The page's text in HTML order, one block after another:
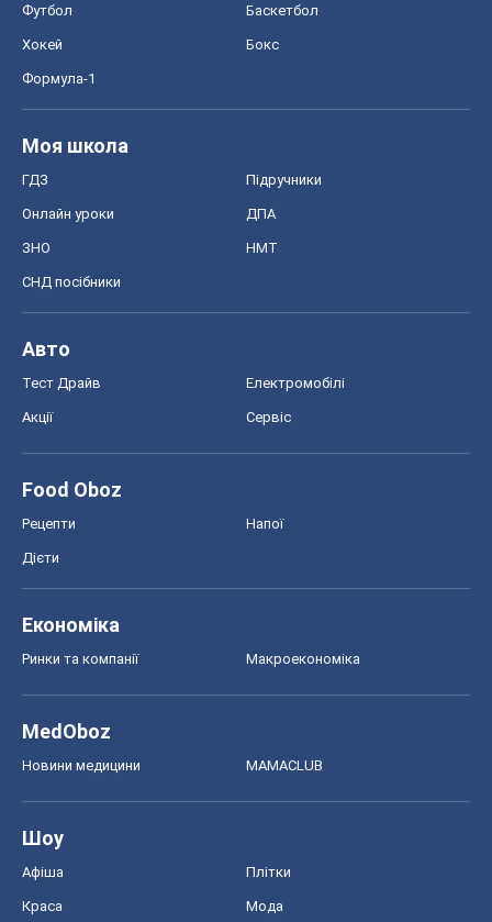
Футбол Баскетбол
Хокей Бокс
Формула-1
Моя школа
ГДЗ Підручники
Онлайн уроки ДПА
ЗНО НМТ
СНД посібники
Авто
Тест Драйв Електромобілі
Акції Сервіс
Food Oboz
Рецепти Напої
Дієти
Економіка
Ринки та компанії Макроекономіка
MedOboz
Новини медицини MAMACLUB
Шоу
Афіша Плітки
Краса Мода